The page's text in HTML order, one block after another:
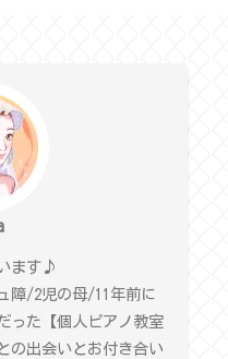
ます♪
障/2児の母/11年前に
った【個人ピアノ教室
の出会いとお付き合い